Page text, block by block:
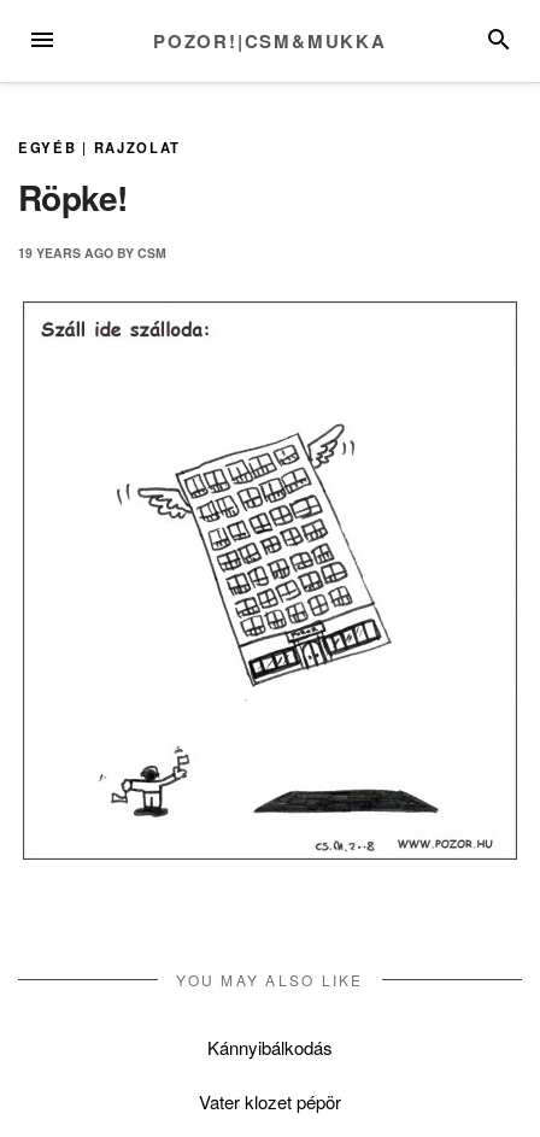
MENU POZOR!|CSM&MUKKA
EGYÉB | RAJZOLAT
Röpke!
19 YEARS AGO BY CSM
YOU MAY ALSO LIKE
Kánnyibálkodás
Vater klozet pépör